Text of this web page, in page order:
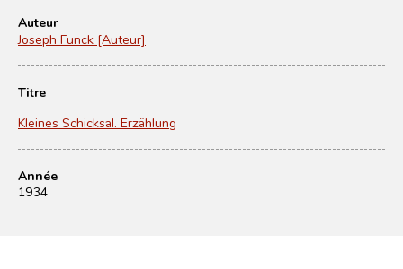
Auteur
Joseph Funck [Auteur]
Titre
Kleines Schicksal. Erzählung
Année
1934